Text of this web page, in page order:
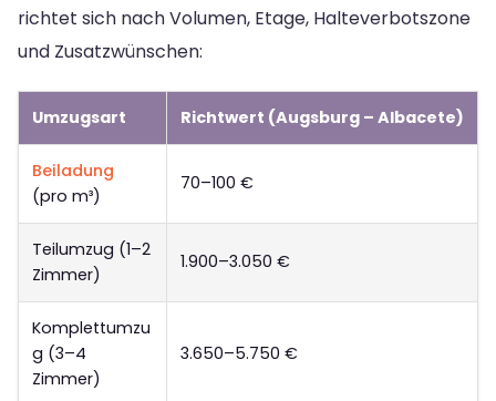
richtet sich nach Volumen, Etage, Halteverbotszone
und Zusatzwünschen:
Umzugsart Richtwert (Augsburg – Albacete)
Beiladung
(pro m³)
70–100 €
Teilumzug (1–2
Zimmer)
1.900–3.050 €
Komplettumzu
g (3–4
Zimmer)
3.650–5.750 €